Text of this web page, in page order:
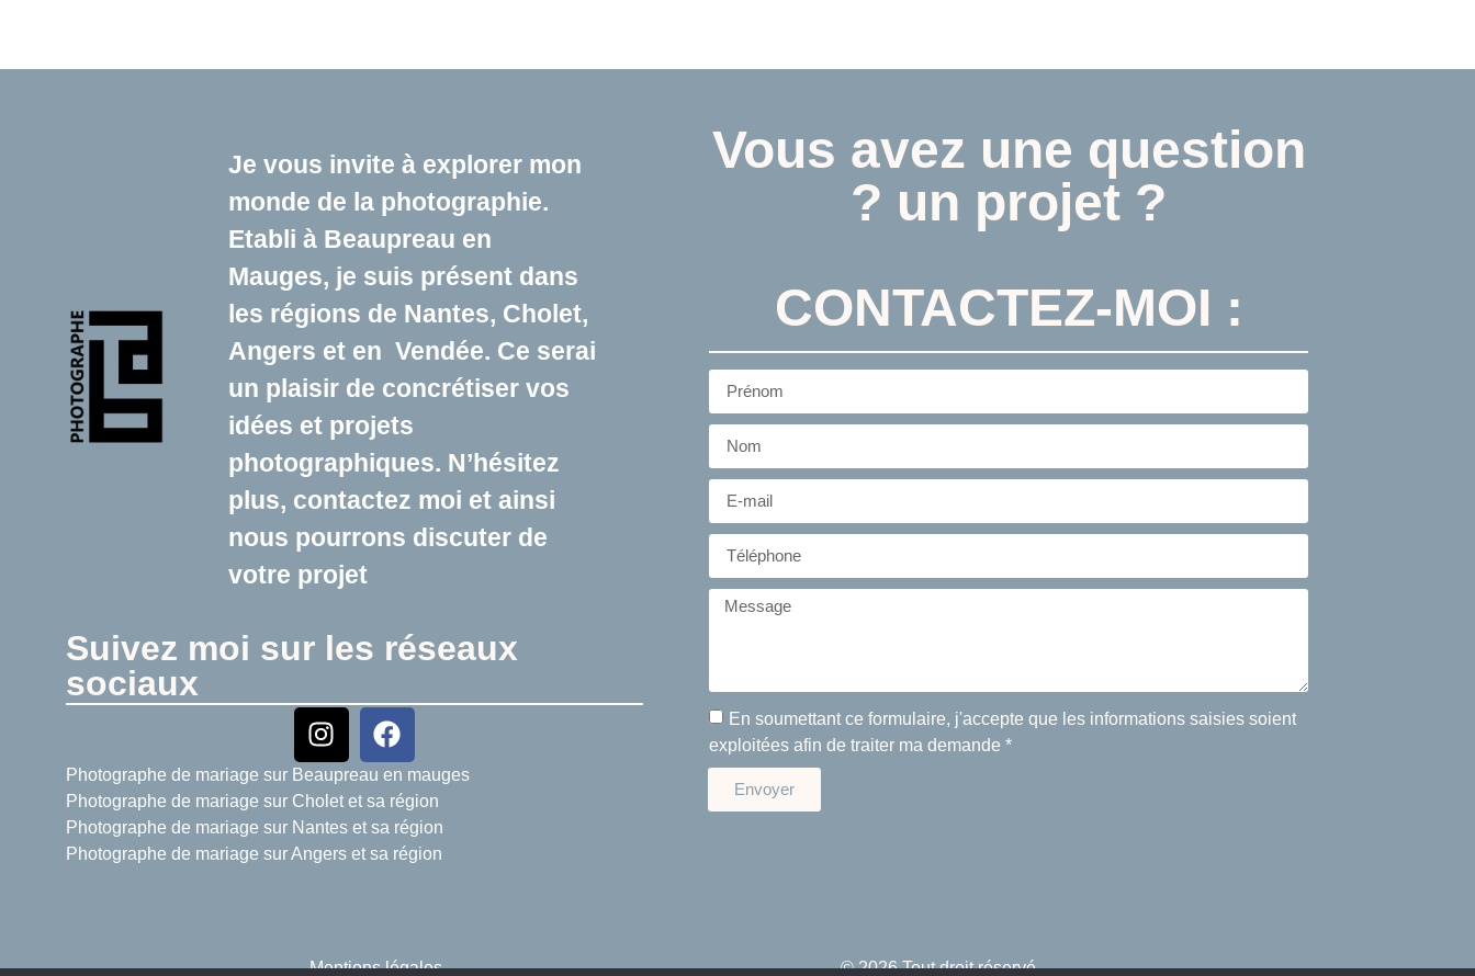
Je vous invite à explorer mon
monde de la photographie.
Etabli à Beaupreau en
Mauges, je suis présent dans
les régions de Nantes, Cholet,
Angers et en Vendée. Ce serai
un plaisir de concrétiser vos
idées et projets
photographiques. N’hésitez
plus, contactez moi et ainsi
nous pourrons discuter de
votre projet
Suivez moi sur les réseaux
sociaux
Photographe de mariage sur Beaupreau en mauges
Photographe de mariage sur Cholet et sa région
Photographe de mariage sur Nantes et sa région
Photographe de mariage sur Angers et sa région
Vous avez une question
? un projet ?
CONTACTEZ-MOI :
En soumettant ce formulaire, j'accepte que les informations saisies soient
exploitées afin de traiter ma demande *
Envoyer
Mentions légales © 2026 Tout droit réservé